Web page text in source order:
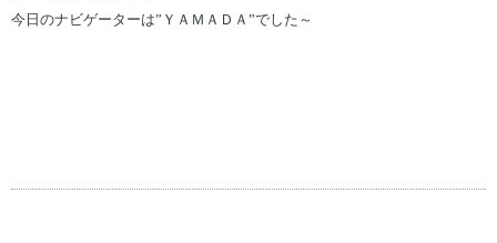
今日のナビゲーターは”ＹＡＭＡＤＡ”でした～